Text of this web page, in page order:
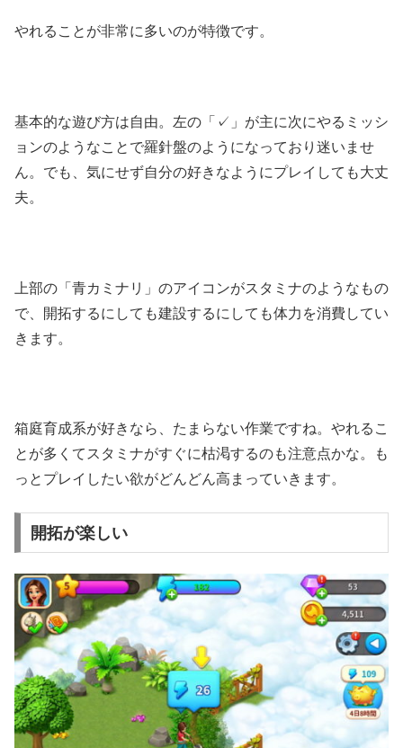
やれることが非常に多いのが特徴です。
基本的な遊び方は自由。左の「✓」が主に次にやるミッシ
ョンのようなことで羅針盤のようになっており迷いませ
ん。でも、気にせず自分の好きなようにプレイしても大丈
夫。
上部の「青カミナリ」のアイコンがスタミナのようなもの
で、開拓するにしても建設するにしても体力を消費してい
きます。
箱庭育成系が好きなら、たまらない作業ですね。やれるこ
とが多くてスタミナがすぐに枯渇するのも注意点かな。も
っとプレイしたい欲がどんどん高まっていきます。
開拓が楽しい